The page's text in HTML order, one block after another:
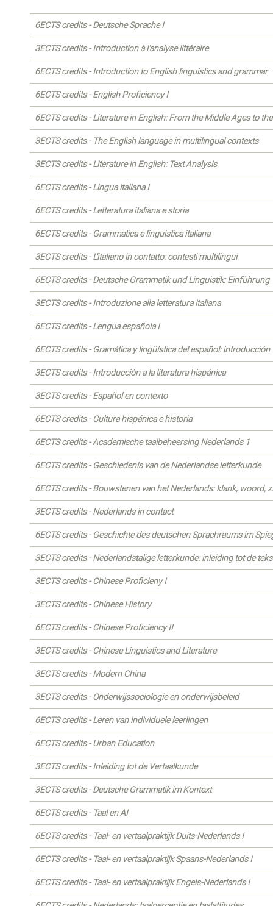
6ECTS credits - Deutsche Sprache I
3ECTS credits - Introduction à l'analyse littéraire
6ECTS credits - Introduction to English linguistics and grammar
6ECTS credits - English Proficiency I
6ECTS credits - Literature in English: From the Middle Ages to
3ECTS credits - The English language in multilingual contexts
3ECTS credits - Literature in English: Text Analysis
6ECTS credits - Lingua italiana I
6ECTS credits - Letteratura italiana e storia
6ECTS credits - Grammatica e linguistica italiana
3ECTS credits - L'italiano in contatto: contesti multilingui
6ECTS credits - Deutsche Grammatik und Linguistik: Einführung
3ECTS credits - Introduzione alla letteratura italiana
6ECTS credits - Lengua española I
6ECTS credits - Gramática y lingüística del español: introducción
3ECTS credits - Introducción a la literatura hispánica
3ECTS credits - Español en contexto
6ECTS credits - Cultura hispánica e historia
6ECTS credits - Academische taalbeheersing Nederlands 1
6ECTS credits - Geschiedenis van de Nederlandse letterkunde
6ECTS credits - Bouwstenen van het Nederlands: klank, woord,
3ECTS credits - Nederlands in contact
6ECTS credits - Geschichte des deutschen Sprachraums im
3ECTS credits - Nederlandstalige letterkunde: inleiding tot de
3ECTS credits - Chinese Proficieny I
3ECTS credits - Chinese History
6ECTS credits - Chinese Proficiency II
3ECTS credits - Chinese Linguistics and Literature
3ECTS credits - Modern China
3ECTS credits - Onderwijssociologie en onderwijsbeleid
6ECTS credits - Leren van individuele leerlingen
6ECTS credits - Urban Education
3ECTS credits - Inleiding tot de Vertaalkunde
3ECTS credits - Deutsche Grammatik im Kontext
6ECTS credits - Taal en AI
6ECTS credits - Taal- en vertaalpraktijk Duits-Nederlands I
6ECTS credits - Taal- en vertaalpraktijk Spaans-Nederlands I
6ECTS credits - Taal- en vertaalpraktijk Engels-Nederlands I